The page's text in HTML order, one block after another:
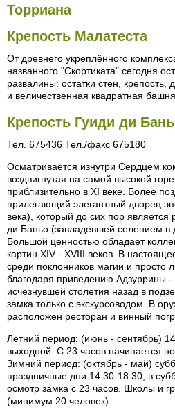
Торриана
Крепость Малатеста
От древнего укреплённого
названного "Скортиката" сегодня
развалины: остатки стен, крепость,
и величественная квадратная башня.
Крепость Гуиди ди
Тел. 675436 Тел./факс 675180
Осматривается изнутри Сердцем
воздвигнутая на самой высокой
приблизительно в XI веке. Более
прилегающий элегантный дворец
века), который до сих пор является
ди Баньо (завладевшей селением в
Большой ценностью обладает
картин XIV - XVIII веков. В
среди поклонников магии и просто
благодаря приведению Адзуррины -
исчезнувшей столетия назад в
замка только с экскурсоводом. В
расположен ресторан и винный
Летний период: (июнь - сентябрь)
выходной. С 23 часов начинается
Зимний период: (октябрь - май)
праздничные дни 14.30-18.30; в
осмотр замка с 23 часов. Школы и
(минимум 20 человек).